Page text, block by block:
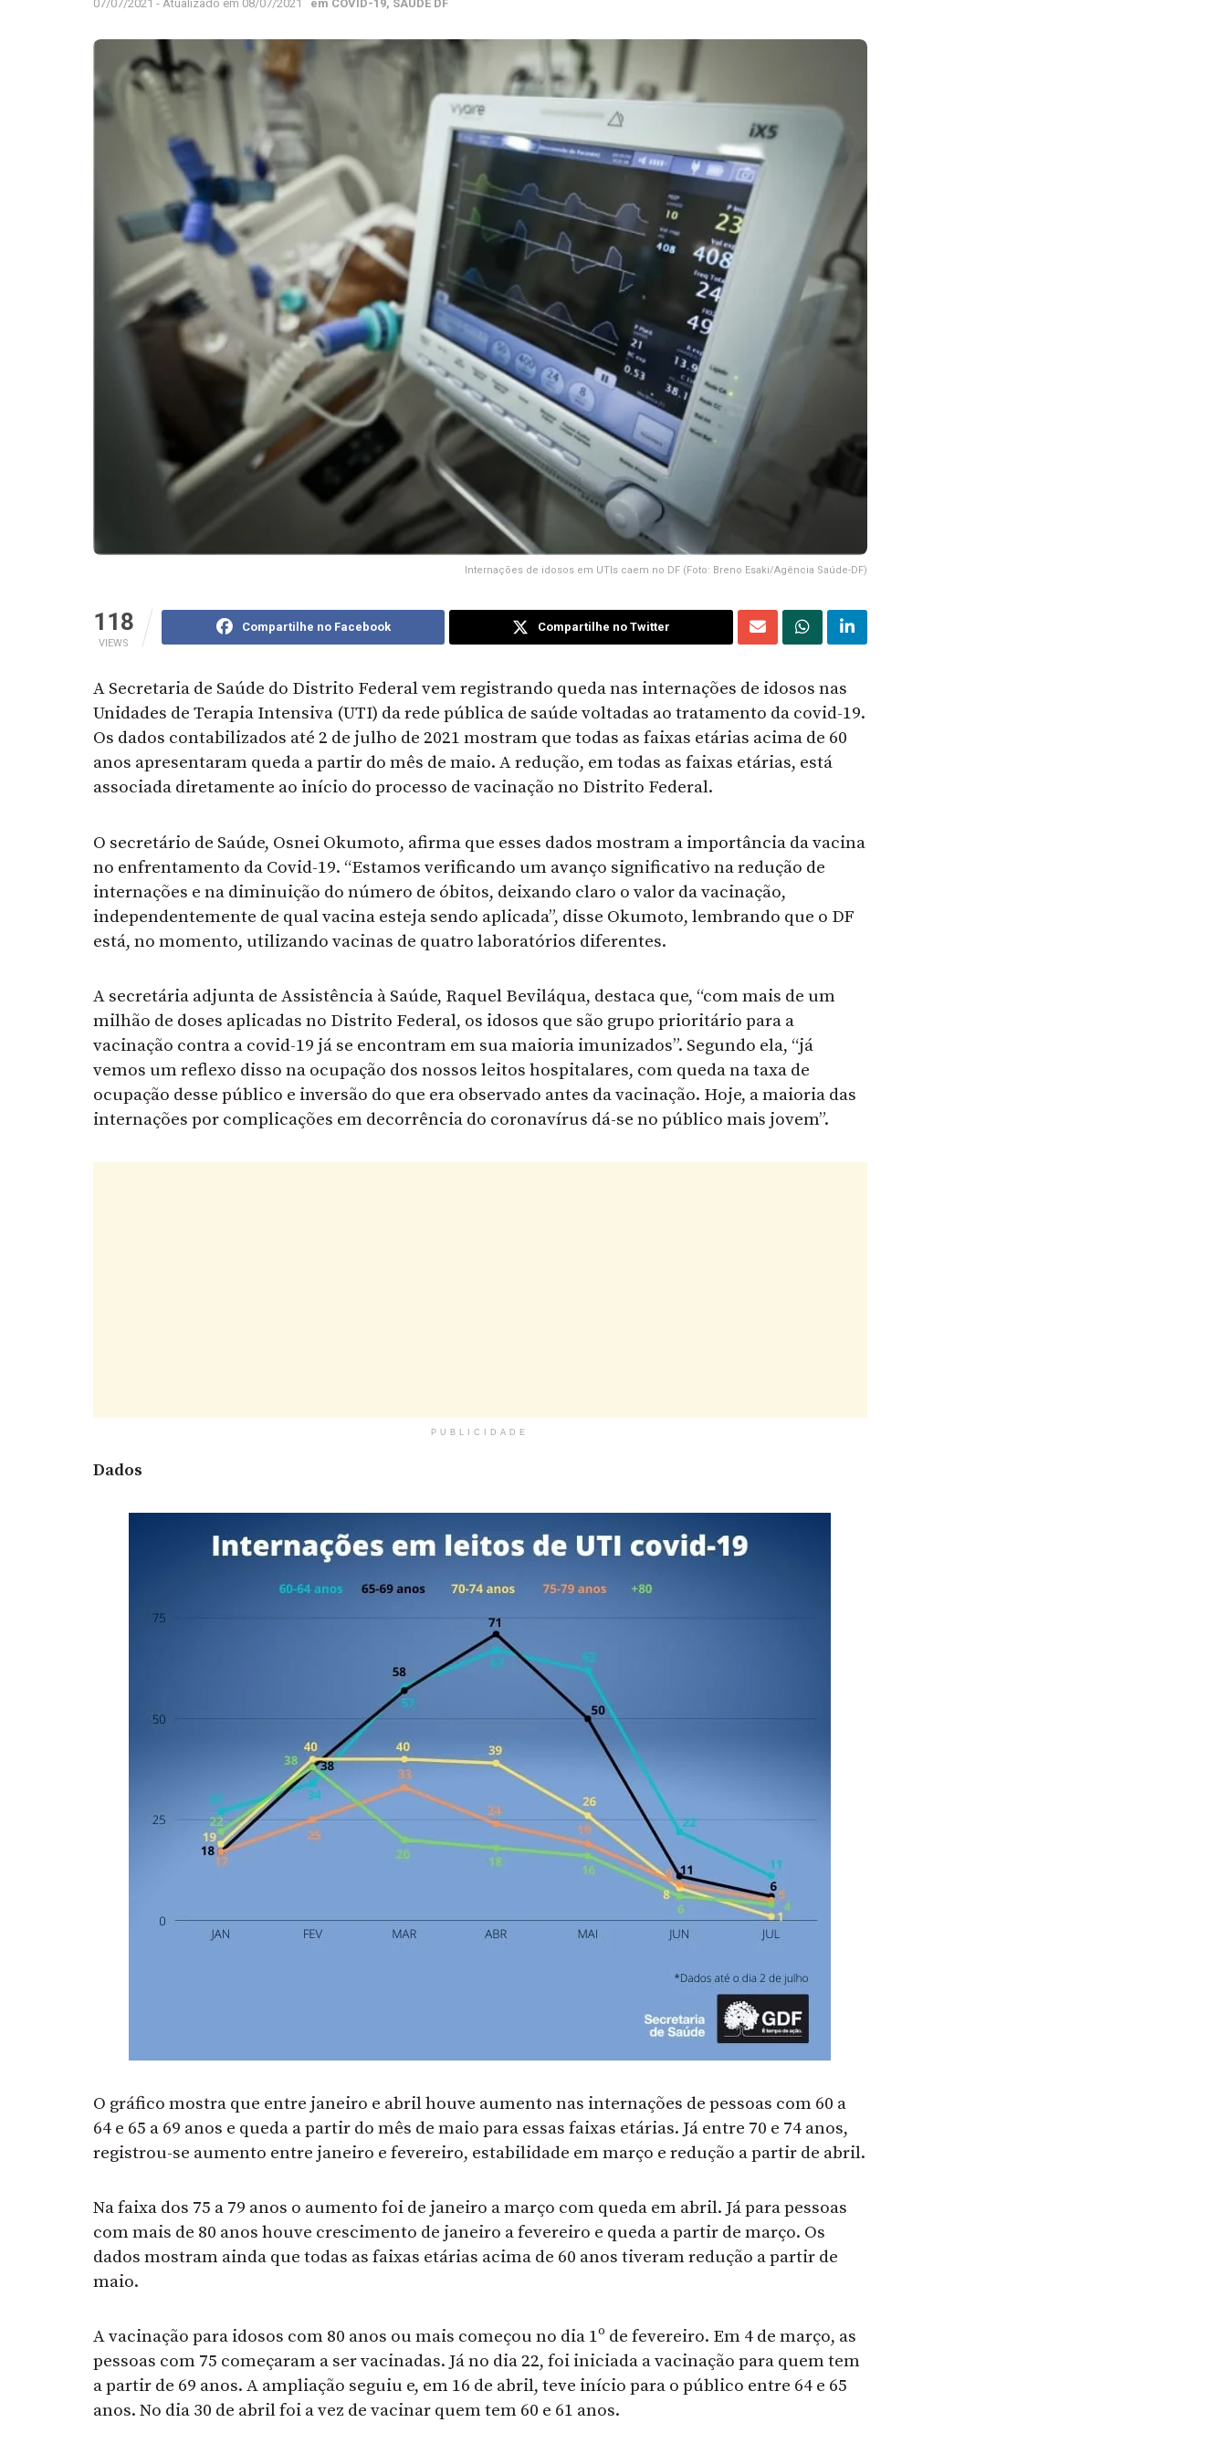
07/07/2021 - Atualizado em 08/07/2021 em COVID-19, SAÚDE DF
Internações de idosos em UTIs caem no DF (Foto: Breno Esaki/Agência Saúde-DF)
118
VIEWS
Compartilhe no Facebook Compartilhe no Twitter
A Secretaria de Saúde do Distrito Federal vem registrando queda nas internações de idosos nas
Unidades de Terapia Intensiva (UTI) da rede pública de saúde voltadas ao tratamento da covid-19.
Os dados contabilizados até 2 de julho de 2021 mostram que todas as faixas etárias acima de 60
anos apresentaram queda a partir do mês de maio. A redução, em todas as faixas etárias, está
associada diretamente ao início do processo de vacinação no Distrito Federal.
O secretário de Saúde, Osnei Okumoto, afirma que esses dados mostram a importância da vacina
no enfrentamento da Covid-19. “Estamos verificando um avanço significativo na redução de
internações e na diminuição do número de óbitos, deixando claro o valor da vacinação,
independentemente de qual vacina esteja sendo aplicada”, disse Okumoto, lembrando que o DF
está, no momento, utilizando vacinas de quatro laboratórios diferentes.
A secretária adjunta de Assistência à Saúde, Raquel Beviláqua, destaca que, “com mais de um
milhão de doses aplicadas no Distrito Federal, os idosos que são grupo prioritário para a
vacinação contra a covid-19 já se encontram em sua maioria imunizados”. Segundo ela, “já
vemos um reflexo disso na ocupação dos nossos leitos hospitalares, com queda na taxa de
ocupação desse público e inversão do que era observado antes da vacinação. Hoje, a maioria das
internações por complicações em decorrência do coronavírus dá-se no público mais jovem”.
PUBLICIDADE
Dados
O gráfico mostra que entre janeiro e abril houve aumento nas internações de pessoas com 60 a
64 e 65 a 69 anos e queda a partir do mês de maio para essas faixas etárias. Já entre 70 e 74 anos,
registrou-se aumento entre janeiro e fevereiro, estabilidade em março e redução a partir de abril.
Na faixa dos 75 a 79 anos o aumento foi de janeiro a março com queda em abril. Já para pessoas
com mais de 80 anos houve crescimento de janeiro a fevereiro e queda a partir de março. Os
dados mostram ainda que todas as faixas etárias acima de 60 anos tiveram redução a partir de
maio.
A vacinação para idosos com 80 anos ou mais começou no dia 1º de fevereiro. Em 4 de março, as
pessoas com 75 começaram a ser vacinadas. Já no dia 22, foi iniciada a vacinação para quem tem
a partir de 69 anos. A ampliação seguiu e, em 16 de abril, teve início para o público entre 64 e 65
anos. No dia 30 de abril foi a vez de vacinar quem tem 60 e 61 anos.